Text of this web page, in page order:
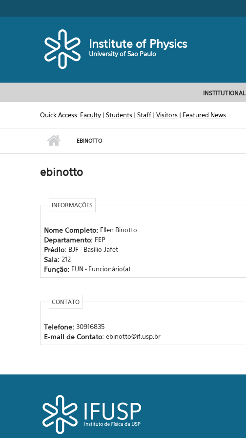
Institute of Physics
University of Sao Paulo
INSTITUTIONAL
Quick Access: Faculty |Students |Staff |Visitors | Featured News
EBINOTTO
ebinotto
INFORMAÇÕES
Nome Completo: Ellen Binotto
Departamento: FEP
Prédio: BJF - Basílio Jafet
Sala: 212
Função: FUN - Funcionário(a)
CONTATO
Telefone: 30916835
E-mail de Contato: ebinotto@if.usp.br